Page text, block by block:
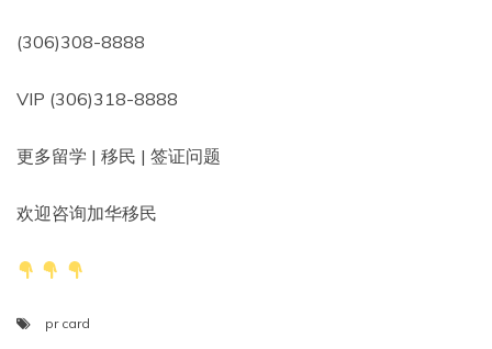
(306)308-8888
VIP (306)318-8888
更多留学 | 移民 | 签证问题
欢迎咨询加华移民
pr card